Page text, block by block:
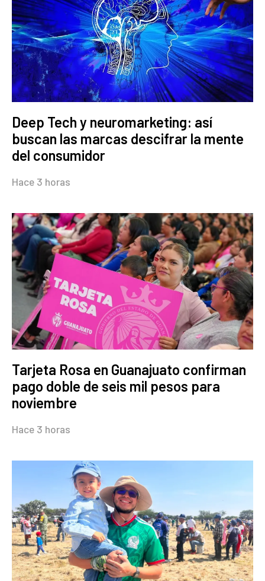
Deep Tech y neuromarketing: así
buscan las marcas descifrar la mente
del consumidor
Hace 3 horas
Tarjeta Rosa en Guanajuato confirman
pago doble de seis mil pesos para
noviembre
Hace 3 horas